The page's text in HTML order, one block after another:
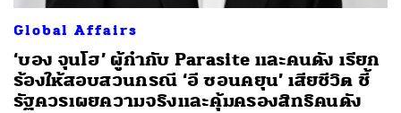
Global Affairs
‘บอง จุนโฮ’ ผู้กำกับ Parasite และคนดัง เรียก
ร้องให้สอบสวนกรณี ‘อี ซอนคยุน’ เสียชีวิต ชี้
รัฐควรเผยความจริงและคุ้มครองสิทธิคนดัง
SHARE